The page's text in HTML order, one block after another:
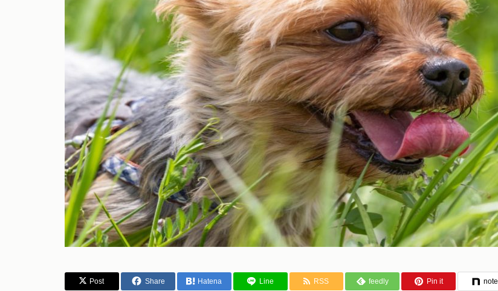
テム一覧
カフェ編】
愛犬とのお出かけで気になるこ
とFAQ
Post Share Hatena Line RSS feedly Pin it note